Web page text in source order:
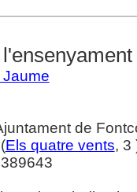
de
Els quatre vents, 3